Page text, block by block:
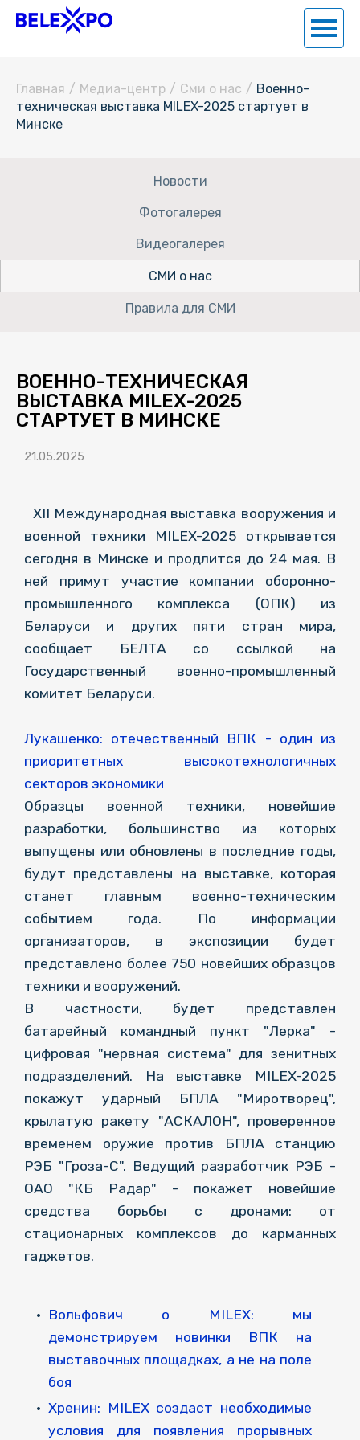
Главная / Медиа-центр / Сми о нас / Военно-
техническая выставка MILEX-2025 стартует в
Минске
Новости
Фотогалерея
Видеогалерея
СМИ о нас
Правила для СМИ
ВОЕННО-ТЕХНИЧЕСКАЯ
ВЫСТАВКА MILEX-2025
СТАРТУЕТ В МИНСКЕ
21.05.2025
XII Международная выставка вооружения и
военной техники MILEX-2025 открывается
сегодня в Минске и продлится до 24 мая. В
ней примут участие компании оборонно-
промышленного комплекса (ОПК) из
Беларуси и других пяти стран мира,
сообщает БЕЛТА со ссылкой на
Государственный военно-промышленный
комитет Беларуси.
Лукашенко: отечественный ВПК - один из
приоритетных высокотехнологичных
секторов экономики
Образцы военной техники, новейшие
разработки, большинство из которых
выпущены или обновлены в последние годы,
будут представлены на выставке, которая
станет главным военно-техническим
событием года. По информации
организаторов, в экспозиции будет
представлено более 750 новейших образцов
техники и вооружений.
В частности, будет представлен
батарейный командный пункт "Лерка" -
цифровая "нервная система" для зенитных
подразделений. На выставке MILEX-2025
покажут ударный БПЛА "Миротворец",
крылатую ракету "АСКАЛОН", проверенное
временем оружие против БПЛА станцию
РЭБ "Гроза-С". Ведущий разработчик РЭБ -
ОАО "КБ Радар" - покажет новейшие
средства борьбы с дронами: от
стационарных комплексов до карманных
гаджетов.
Вольфович о MILEX: мы
демонстрируем новинки ВПК на
выставочных площадках, а не на поле
боя
Хренин: MILEX создаст необходимые
условия для появления прорывных